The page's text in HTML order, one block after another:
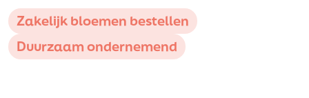
Zakelijk bloemen bestellen
Duurzaam ondernemend